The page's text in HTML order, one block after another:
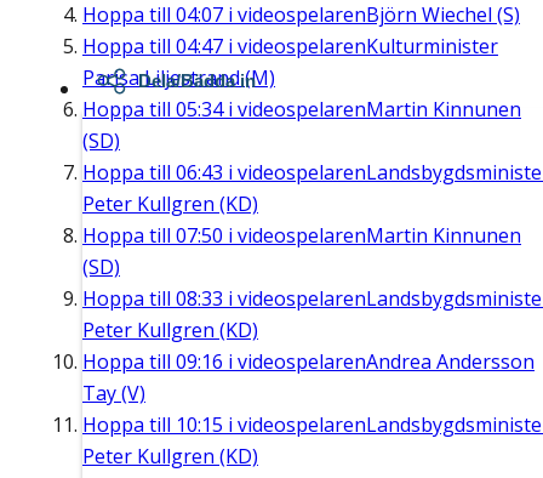
Hoppa till 04:07 i videospelarenBjörn Wiechel (S)
Hoppa till 04:47 i videospelarenKulturminister
Parisa Liljestrand (M)
Hoppa till 05:34i videospelarenMartin Kinnunen
(SD)
Hoppa till 06:43 i videospelaren
Peter Kullgren (KD)
Hoppa till 07:50 i videospelarenMartin Kinnunen
(SD)
Hoppa till 08:33 i videospelaren
Peter Kullgren (KD)
Hoppa till 09:16 i videospelarenAndrea Andersson
Tay (V)
Hoppa till 10:15 i videospelaren
Peter Kullgren (KD)
Dela/Bädda in